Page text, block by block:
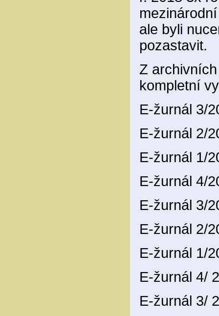
ale byli
pozastavit.
Z
kompletní
E-žurnál 3/
E-žurnál 2/
E-žurnál 1/
E-žurnál 4/
E-žurnál 3/
E-žurnál 2/
E-žurnál 1/
E-žurnál 4/
E-žurnál 3/